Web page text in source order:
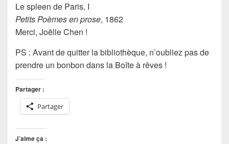
Le spleen de Paris, I
Petits Poèmes en prose, 1862
Merci, Joëlle Chen !
PS : Avant de quitter la bibliothèque, n’oubliez pas de
prendre un bonbon dans la Boîte à rêves !
Partager :
Partager
J’aime ça :